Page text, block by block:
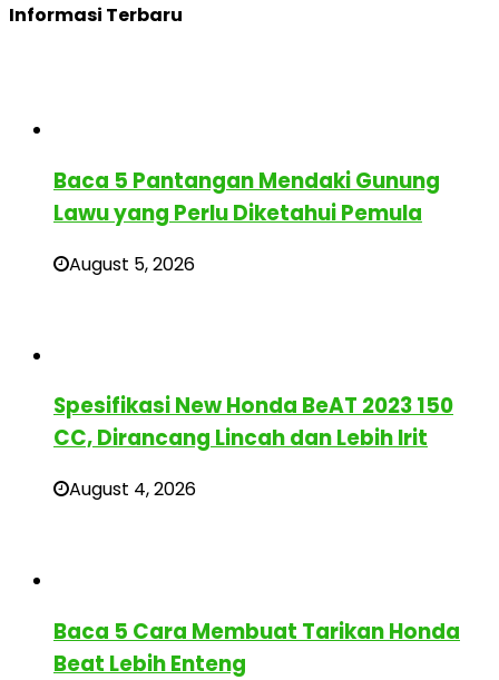
Informasi Terbaru
Baca 5 Pantangan Mendaki Gunung
Lawu yang Perlu Diketahui Pemula
August 5, 2026
Spesifikasi New Honda BeAT 2023 150
CC, Dirancang Lincah dan Lebih Irit
August 4, 2026
Baca 5 Cara Membuat Tarikan Honda
Beat Lebih Enteng